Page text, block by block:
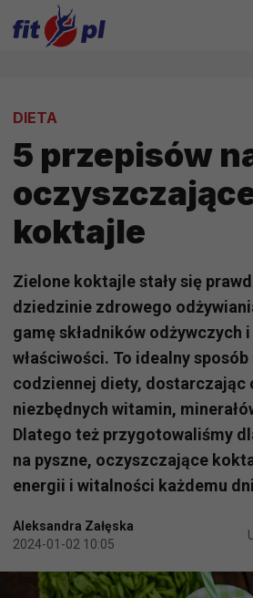
DIETA
5 przepisów
koktajle
Zielone koktajle stały się
dziedzinie zdrowego
gamę składników odżywczych
właściwości. To idealny
codziennej diety, dostarczając
niezbędnych witamin,
Dlatego też przygotowaliśmy
na pyszne, oczyszczające
energii i witalności każdemu
Aleksandra Załęska
2024-01-02 10:05